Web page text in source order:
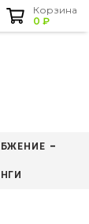
Корзина
0 ₽